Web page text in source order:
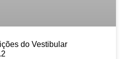
do Vestibular